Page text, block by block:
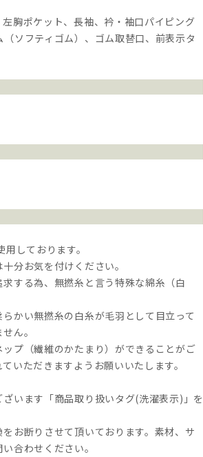
胸ポケット、長袖、衿・袖口パイピング
ソフティゴム）、ゴム取替口、前表示タ
しております。
分お気を付けください。
する為、無撚糸と言う特殊な綿糸（白
かい無撚糸の白糸が毛羽として目立って
ん。
プ（繊維のかたまり）ができることがご
いただきますようお願いいたします。
います「商品取り扱いタグ(洗濯表示)」を
お断りさせて頂いております。素材、サ
合わせください。